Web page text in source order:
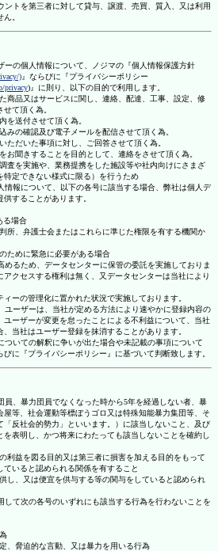
ントを第三者に対して貸与、譲渡、売買、質入、又は利用
。
ーの個人情報について、ノジマの『個人情報保護方針
)』ならびに『プライバシーポリシー
privacy)』に則り、以下の目的で利用します。
商品又はサービスに関し、連絡、配達、工事、設定、修
て頂く為。
を送付させて頂く為。
みの確認及び電子メールを配信させて頂く為。
ただいた事項に対し、ご回答させて頂く為。
お聞きすることを目的として、連絡をさせて頂く為。
査を実施や、業務提携をした施設等や社内向けにさまざ
特定できない様式に限る）を行うため
情報について、以下の各号に該当する場合、弊社は個人デ
することがあります。
る場合
所、弁護士会またはこれらに準じた権限を有する機関か
ために緊急に必要がある場合
るため、データセンターに保管の委託を実施しておりま
クセスする権利は無く、又データセンターは当社により
ーの管理化に置かれた状況で実施しております。
ユーザーは、当社が定める方法により速やかに登録内容の
ーザーが変更を怠ったことによる不利益について、当社
当社はユーザー登録を抹消することがあります。
ついての解釈に争いが出た場合や未記載の事項について
に『プライバシーポリシー』に基づいて判断致します。
員、暴力団員でなくなった時から5年を経過しない者、暴
等、社会運動等標ぼうゴロ又は特殊知能暴力集団等、そ
反社会的勢力」といいます。）に該当しないこと、及び
表明し、かつ将来にわたっても該当しないことを確約し
利益を図る目的又は第三者に損害を加える目的をもって
いると認められる関係を有すること
し、又は便宜を供与する等の関与をしていると認められ
して次の各号のいずれにも該当する行為を行わないことを
、脅迫的な言動、又は暴力を用いる行為